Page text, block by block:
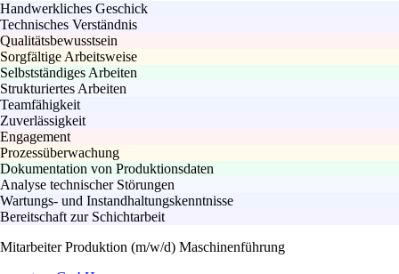
Handwerkliches Geschick
Technisches Verständnis
Qualitätsbewusstsein
Sorgfältige Arbeitsweise
Selbstständiges Arbeiten
Strukturiertes Arbeiten
Teamfähigkeit
Zuverlässigkeit
Engagement
Prozessüberwachung
Dokumentation von Produktionsdaten
Analyse technischer Störungen
Wartungs- und Instandhaltungskenntnisse
Bereitschaft zur Schichtarbeit
Mitarbeiter Produktion (m/w/d) Maschinenführung